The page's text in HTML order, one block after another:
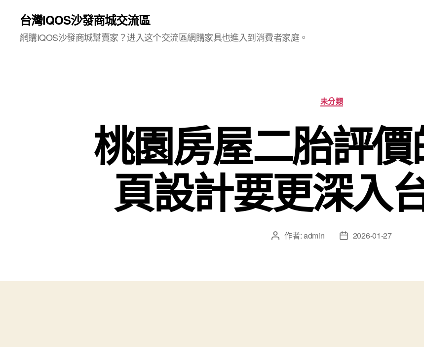
台灣IQOS沙發商城交流區
網購IQOS沙發商城幫賣家？进入这个交流區網購家具也進入到消費者家庭。
分
類
未分類
桃園房屋二胎評
頁設計要更深入
文 作者:admin
文
日
2026-01-27